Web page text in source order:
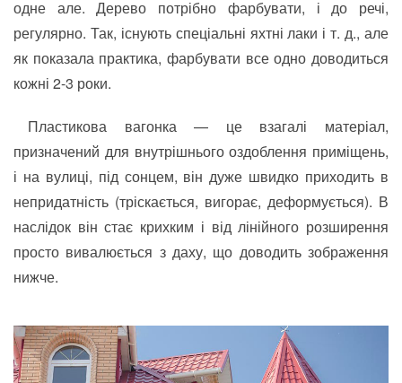
одне але. Дерево потрібно фарбувати, і до речі,
регулярно. Так, існують спеціальні яхтні лаки і т. д., але
як показала практика, фарбувати все одно доводиться
кожні 2-3 роки.
Пластикова вагонка — це взагалі матеріал,
призначений для внутрішнього оздоблення приміщень,
і на вулиці, під сонцем, він дуже швидко приходить в
непридатність (тріскається, вигорає, деформується). В
наслідок він стає крихким і від лінійного розширення
просто вивалюється з даху, що доводить зображення
нижче.